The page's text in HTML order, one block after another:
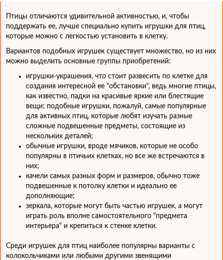
Птицы отличаются удивительной активностью, и, чтобы
поддержать ее, лучше специально купить игрушки для птиц,
которые можно с легкостью установить в клетку.
Вариантов подобных игрушек существует множество, но из них
можно выделить основные группы приобретений:
игрушки-украшения, что стоит развесить по клетке для
создания интересной ее "обстановки", ведь многие птицы,
как известно, падки на красивые яркие или блестящие
вещи; подобные игрушки, пожалуй, самые популярные
для активных птиц, которые любят изучать разные
сложные подвешенные предметы, состоящие из
нескольких деталей;
обычные игрушки, вроде мячиков, которые не особо
популярны в птичьих клетках, но все же встречаются в
них;
качели самых разных форм и размеров, обычно тоже
подвешенные к потолку клетки и идеально ее
дополняющие;
зеркала, которые могут быть частью игрушек, а могут
играть роль вполне самостоятельного "предмета
интерьера" и крепиться к стенке клетки.
Среди игрушек для птиц наиболее популярны варианты с
колокольчиками или любыми другими звенящими